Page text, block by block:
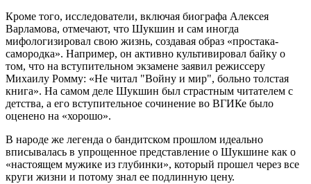
Кроме того, исследователи, включая биографа Алексея
Варламова, отмечают, что Шукшин и сам иногда
мифологизировал свою жизнь, создавая образ «простака-
самородка». Например, он активно культивировал байку о
том, что на вступительном экзамене заявил режиссеру
Михаилу Ромму: «Не читал "Войну и мир", больно толстая
книга». На самом деле Шукшин был страстным читателем с
детства, а его вступительное сочинение во ВГИКе было
оценено на «хорошо».
В народе же легенда о бандитском прошлом идеально
вписывалась в упрощенное представление о Шукшине как о
«настоящем мужике из глубинки», который прошел через все
круги жизни и потому знал ее подлинную цену.